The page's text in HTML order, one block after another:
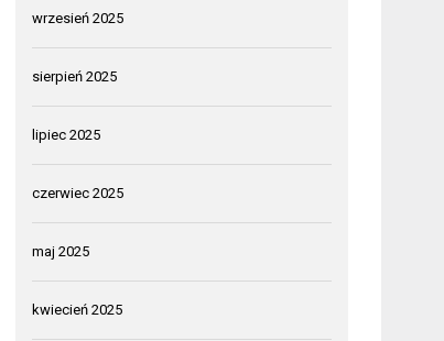
wrzesień 2025
sierpień 2025
lipiec 2025
czerwiec 2025
maj 2025
kwiecień 2025